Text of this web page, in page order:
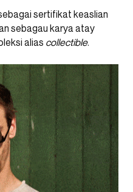
sertifikat keaslian
sebagau karya atay
alias collectible.